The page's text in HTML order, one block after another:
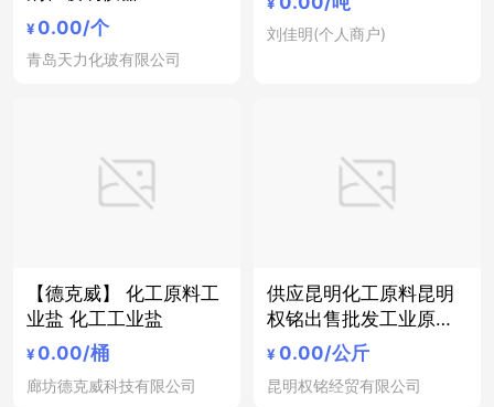
¥ 0.00/个
青岛天力化玻有限公司
刘佳明(个人商户)
【德克威】 化工原料工
业盐 化工工业盐
¥ 0.00/桶
廊坊德克威科技有限公司
供应昆明化工原料昆明
权铭出售批发工业原料
化学试剂 化工原料 化工
原料昆明亚硝酸钠昆明
硝酸钠 昆明权铭化工原
¥ 0.00/公斤
昆明权铭经贸有限公司